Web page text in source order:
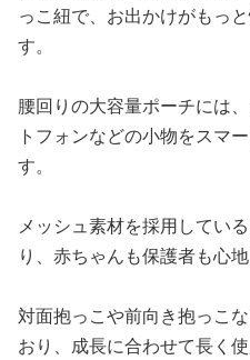
っこ紐で、お出かけがもっ
す。
腰回りの大容量ポーチには
トフォンなどの小物をスマ
す。
メッシュ素材を採用してい
り、赤ちゃんも保護者も心地
対面抱っこや前向き抱っこ
おり、成長に合わせて長く